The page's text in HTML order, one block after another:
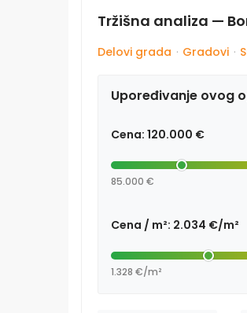
Tržišna analiza —
Delovi grada · Gradovi ·
Upoređivanje ovog
Cena: 120.000 €
85.000 €
Cena / m²: 2.034 €/m²
1.328 €/m²